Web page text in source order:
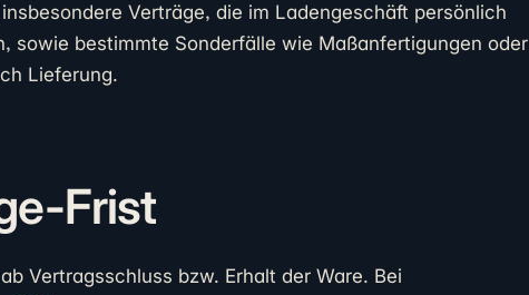
Verträge, die im Ladengeschäft persönlich
sowie bestimmte Sonderfälle wie Maßanfertigungen oder
Lieferung.
Frist
Vertragsschluss bzw. Erhalt der Ware. Bei